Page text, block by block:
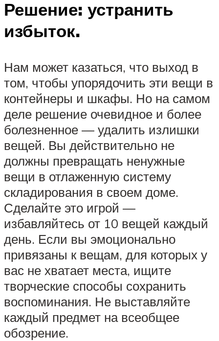
Решение: устранить
избыток.
Нам может казаться, что выход в
том, чтобы упорядочить эти вещи в
контейнеры и шкафы. Но на самом
деле решение очевидное и более
болезненное — удалить излишки
вещей. Вы действительно не
должны превращать ненужные
вещи в отлаженную систему
складирования в своем доме.
Сделайте это игрой —
избавляйтесь от 10 вещей каждый
день. Если вы эмоционально
привязаны к вещам, для которых у
вас не хватает места, ищите
творческие способы сохранить
воспоминания. Не выставляйте
каждый предмет на всеобщее
обозрение.